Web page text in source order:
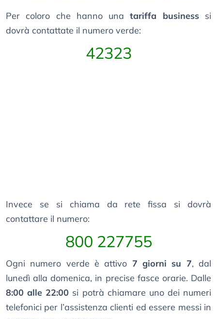
Per coloro che hanno unatariffa businesssi
dovrà contattate il numero verde:
42323
Invece se si chiama da rete fissa si dovrà
contattare il numero:
800 227755
Ogni numero verde è attivo 7 giorni su 7, dal
lunedì alla domenica, in precise fasce orarie. Dalle
8:00 alle 22:00 si potrà chiamare uno dei numeri
telefonici per l’assistenza clienti ed essere messi in